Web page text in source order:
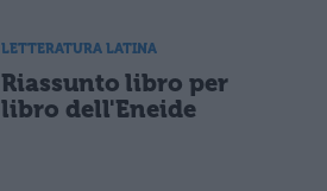
LETTERATURA LATINA
Riassunto libro per
libro dell'Eneide